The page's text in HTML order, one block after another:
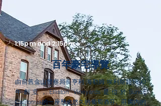
1:15pm and 2:15pm
百年豪宅導覽
由前舊金山警察局長亨利·海勒姆·埃利斯於1890
年創立，Elliston Vineyards是位於Sunol,
California的一座歷史悠久的葡萄酒莊。莊園內的